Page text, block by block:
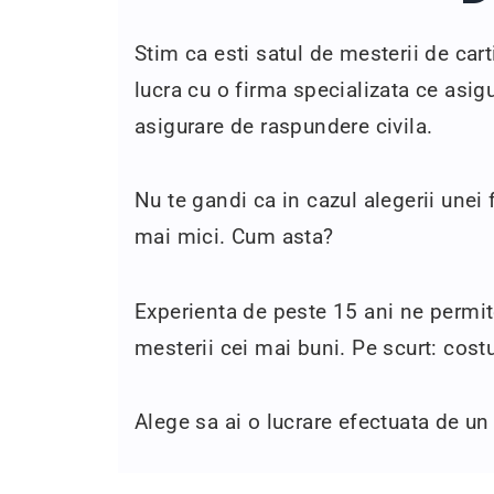
Stim ca esti satul de mesterii de
lucra cu o firma specializata ce
asigurare de raspundere civila.
Nu te gandi ca in cazul alegerii
mai mici. Cum asta?
Experienta de peste 15 ani ne
mesterii cei mai buni. Pe scurt:
Alege sa ai o lucrare efectuata de